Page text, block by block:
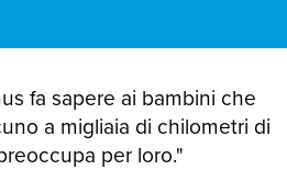
fa sapere ai bambini che
a migliaia di chilometri di
per loro."